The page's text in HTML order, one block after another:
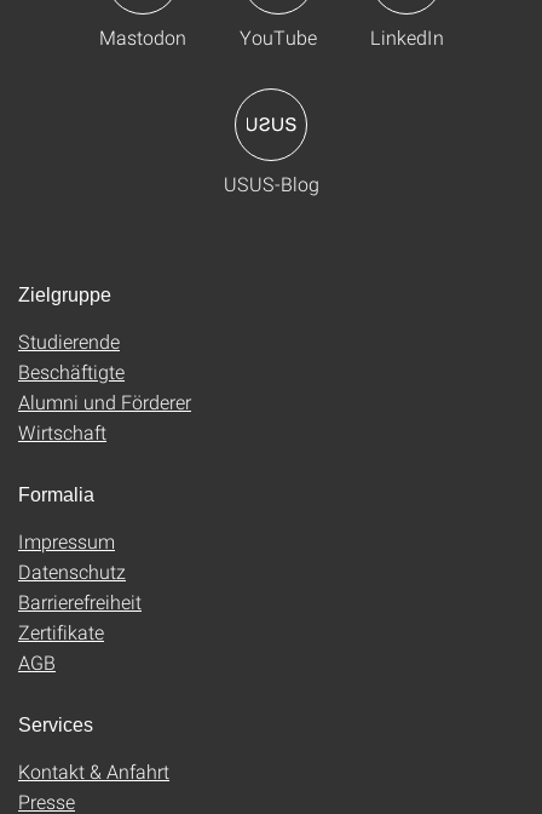
Mastodon YouTube LinkedIn
USUS-Blog
Zielgruppe
Studierende
Beschäftigte
Alumni und Förderer
Wirtschaft
Formalia
Impressum
Datenschutz
Barrierefreiheit
Zertifikate
AGB
Services
Kontakt & Anfahrt
Presse